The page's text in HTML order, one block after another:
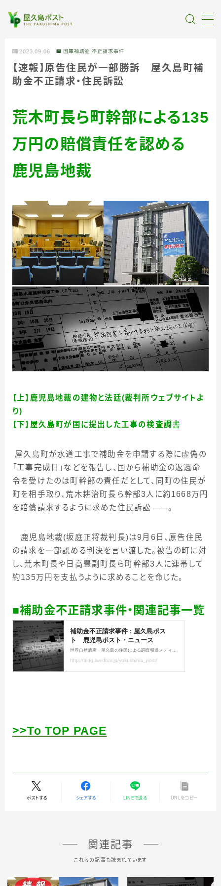
全記事カテゴリー
2023.09.06 国庫補助金 不正請求事件
【速報】原告住民が一部勝訴 屋久島町補
助金不正請求・住民訴訟
荒木町長ら町幹部による135
万円の賠償責任を認める
鹿児島地裁
【上】鹿児島地裁の建物と法廷(裁判所ウェブサイトよ
り)
【下】屋久島町が国に提出した工事の検査調書
屋久島町が水道工事で補助金を申請する際に虚偽の
「工事完成日」などを報告し、国から補助金の返還命
令を受けたのは町幹部の責任だとして、同町の住民が
町を相手取り、荒木耕治町長ら幹部3人に約1668万円
を賠償請求するように求めた住民訴訟――。
鹿児島地裁(坂庭正将裁判長)は9 月 6 日、原告住民
の請求を一部認める判決を言い渡した。被告の町に対
し、荒木町長や日高豊副町長ら町幹部3人に連帯して
約135万円を支払うように求めることを命じた。
■補助金不正請求事件・関連記事一覧
＞＞To TOP PAGE
ポストする シェアする LINEで送る URLをコピー
関連記事
これらの記事も読まれています